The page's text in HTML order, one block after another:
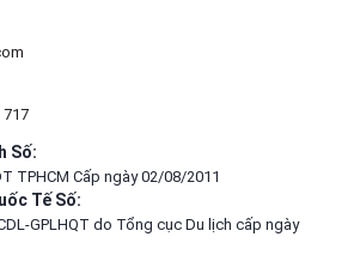
717
Số:
TPHCM Cấp ngày 02/08/2011
Tế Số:
GPLHQT do Tổng cục Du lịch cấp ngày